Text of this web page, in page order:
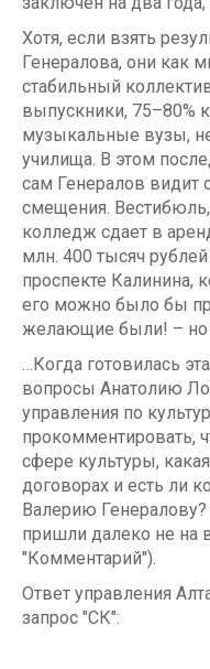
Хотя, если взять
Генералова, они как
стабильный
выпускники, 75–80%
музыкальные вузы,
училища. В этом
сам Генералов видит
смещения.
колледж сдает в
млн. 400 тысяч
проспекте Калинина,
его можно было бы
желающие были! – но
…Когда готовилась
вопросы Анатолию
управления по
прокомментировать,
сфере культуры,
договорах и есть ли
Валерию
пришли далеко не на
"Комментарий").
Ответ управления
запрос "СК":